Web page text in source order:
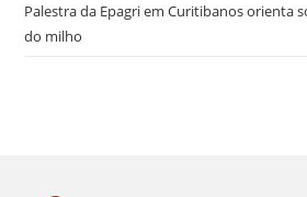
Palestra da Epagri em Curitibanos orienta
do milho